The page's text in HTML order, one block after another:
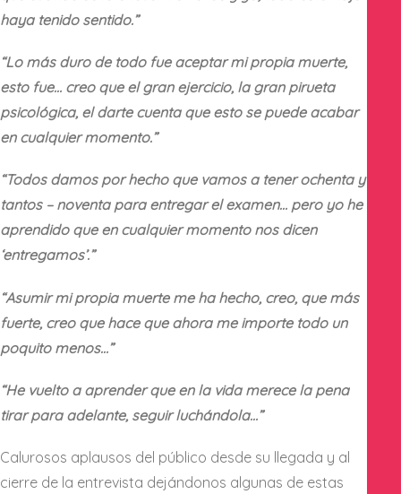
haya tenido sentido.”
“Lo más duro de todo fue aceptar mi propia muerte,
esto fue… creo que el gran ejercicio, la gran pirueta
psicológica, el darte cuenta que esto se puede acabar
en cualquier momento.”
“Todos damos por hecho que vamos a tener ochenta y
tantos – noventa para entregar el examen… pero yo he
aprendido que en cualquier momento nos dicen
‘entregamos’.”
“Asumir mi propia muerte me ha hecho, creo, que más
fuerte, creo que hace que ahora me importe todo un
poquito menos…”
“He vuelto a aprender que en la vida merece la pena
tirar para adelante, seguir luchándola…”
Calurosos aplausos del público desde su llegada y al
cierre de la entrevista dejándonos algunas de estas